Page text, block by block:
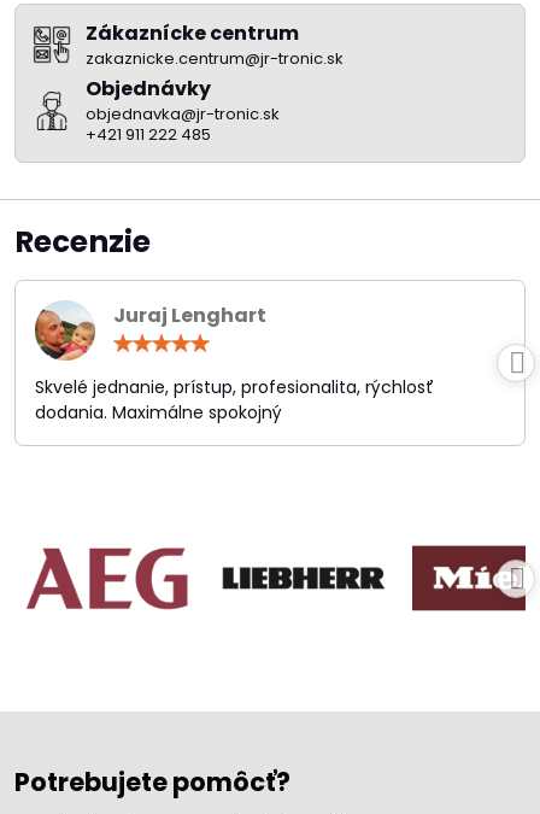
Zákaznícke centrum
zakaznicke.centrum@jr-tronic.sk
Objednávky
objednavka@jr-tronic.sk
+421 911 222 485
Recenzie
Juraj Lenghart
/
5
Skvelé jednanie, prístup, profesionalita, rýchlosť
dodania. Maximálne spokojný
Potrebujete pomôcť?